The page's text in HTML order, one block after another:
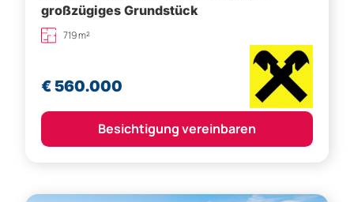
großzügiges Grundstück
719 m²
€ 560.000
Besichtigung vereinbaren